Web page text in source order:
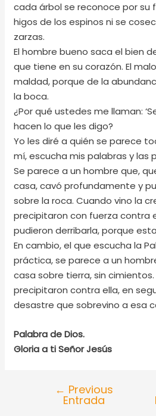
cada árbol se reconoce por su
higos de los espinos ni se
zarzas.
El hombre bueno saca el bien
que tiene en su corazón. El
maldad, porque de la
la boca.
¿Por qué ustedes me llaman:
hacen lo que les digo?
Yo les diré a quién se parece
mí, escucha mis palabras y las
Se parece a un hombre que,
casa, cavó profundamente y
sobre la roca. Cuando vino la
precipitaron con fuerza contra
pudieron derribarla, porque
En cambio, el que escucha la
práctica, se parece a un
casa sobre tierra, sin
precipitaron contra ella, en
desastre que sobrevino a esa
Palabra de Dios.
Gloria a ti Señor Jesús
← Previous
Entrada